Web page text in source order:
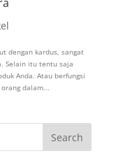
dengan kardus, sangat
Selain itu tentu saja
Anda. Atau berfungsi
dalam...